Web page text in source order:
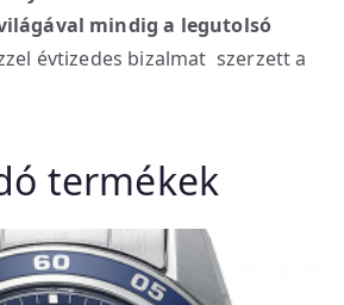
mindig a legutolsó
évtizedes bizalmat szerzett a
termékek